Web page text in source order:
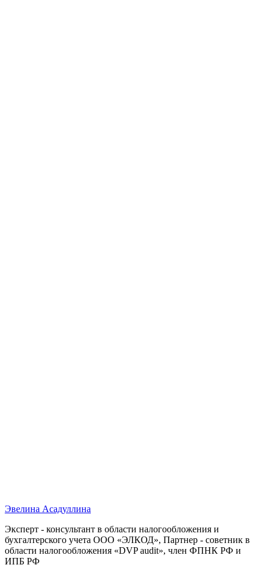
Эвелина Асадуллина
Эксперт - консультант в области налогообложения и
бухгалтерского учета ООО «ЭЛКОД», Партнер - советник в
области налогообложения «DVP audit», член ФПНК РФ и
ИПБ РФ